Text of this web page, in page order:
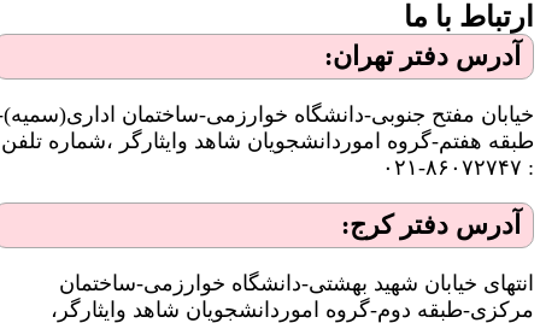
با ما
آدرس دفتر تهران:
مفتح جنوبی-دانشگاه خوارزمی-ساختمان اداری(سمیه)-
هفتم-گروه اموردانشجویان شاهد وایثارگر ،شماره تلفن
آدرس دفتر کرج:
خیابان شهید بهشتی-دانشگاه خوارزمی-ساختمان
طبقه دوم-گروه اموردانشجویان شاهد وایثارگر،